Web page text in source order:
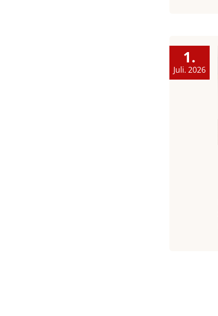
1.
Juli. 2026